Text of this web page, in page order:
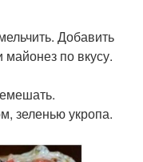
Добавить
майонез по вкусу.
зеленью укропа.